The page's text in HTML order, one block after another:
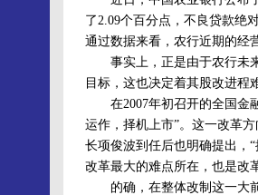
了2.09个百分点，不良贷款绝
通过数据来看，农行近期的经
事实上，正是由于农行未来
目标，这也决定着其股改进程
在2007年初召开的全国金融
运作，择机上市”。这一改革
长项俊波到任后也明确提出，
改革最大的难点所在，也是改
的确，在整体改制这一大前